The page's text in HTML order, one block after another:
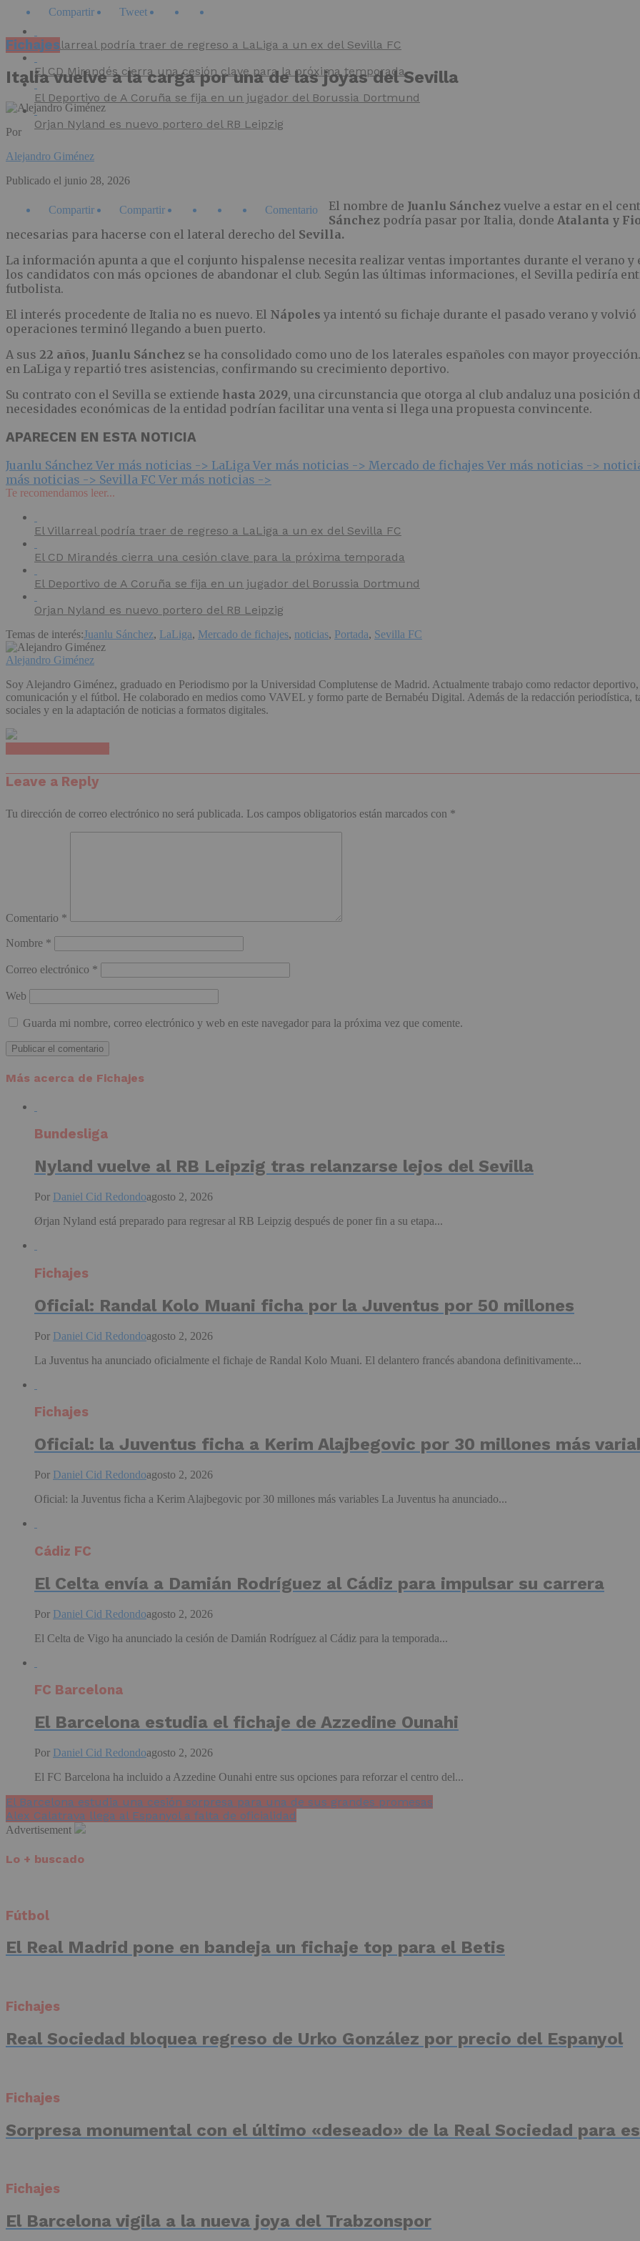
Compartir Tweet
El Villarreal podría traer de regreso a LaLiga a un ex del Sevilla FC
El CD Mirandés cierra una cesión clave para la próxima temporada
El Deportivo de A Coruña se fija en un jugador del Borussia Dortmund
Orjan Nyland es nuevo portero del RB Leipzig
Fichajes
Italia vuelve a la carga por una de las joyas del Sevilla
Por
Alejandro Giménez
Publicado el junio 28, 2026
Compartir Compartir Comentario El nombre de Juanlu Sánchez vuelve a estar en el
Sánchez podría pasar por Italia, donde Atalanta y
necesarias para hacerse con el lateral derecho del Sevilla.
La información apunta a que el conjunto hispalense necesita realizar ventas importantes durante el verano y
los candidatos con más opciones de abandonar el club. Según las últimas informaciones, el Sevilla pediría
futbolista.
El interés procedente de Italia no es nuevo. El Nápoles ya intentó su fichaje durante el pasado verano y
operaciones terminó llegando a buen puerto.
A sus 22 años, Juanlu Sánchez se ha consolidado como uno de los laterales españoles con mayor
en LaLiga y repartió tres asistencias, confirmando su crecimiento deportivo.
Su contrato con el Sevilla se extiende hasta 2029, una circunstancia que otorga al club andaluz una posición
necesidades económicas de la entidad podrían facilitar una venta si llega una propuesta convincente.
APARECEN EN ESTA NOTICIA
Juanlu Sánchez Ver más noticias -> LaLiga Ver más noticias -> Mercado de fichajes Ver más noticias ->
más noticias -> Sevilla FC Ver más noticias ->
Te recomendamos leer...
El Villarreal podría traer de regreso a LaLiga a un ex del Sevilla FC
El CD Mirandés cierra una cesión clave para la próxima temporada
El Deportivo de A Coruña se fija en un jugador del Borussia Dortmund
Orjan Nyland es nuevo portero del RB Leipzig
Temas de interés:Juanlu Sánchez, LaLiga, Mercado de fichajes, noticias, Portada, Sevilla FC
Alejandro Giménez
Soy Alejandro Giménez, graduado en Periodismo por la Universidad Complutense de Madrid. Actualmente trabajo como redactor
comunicación y el fútbol. He colaborado en medios como VAVEL y formo parte de Bernabéu Digital. Además de la redacción periodística,
sociales y en la adaptación de noticias a formatos digitales.
Leave a Reply
Tu dirección de correo electrónico no será publicada. Los campos obligatorios están marcados con *
Comentario *
Nombre *
Correo electrónico *
Web
Guarda mi nombre, correo electrónico y web en este navegador para la próxima vez que comente.
Más acerca de Fichajes
Bundesliga
Nyland vuelve al RB Leipzig tras relanzarse lejos del Sevilla
Por Daniel Cid Redondoagosto 2, 2026
Ørjan Nyland está preparado para regresar al RB Leipzig después de poner fin a su etapa...
Fichajes
Oficial: Randal Kolo Muani ficha por la Juventus por 50 millones
Por Daniel Cid Redondoagosto 2, 2026
La Juventus ha anunciado oficialmente el fichaje de Randal Kolo Muani. El delantero francés abandona definitivamente...
Fichajes
Oficial: la Juventus ficha a Kerim Alajbegovic por 30 millones más
Por Daniel Cid Redondoagosto 2, 2026
Oficial: la Juventus ficha a Kerim Alajbegovic por 30 millones más variables La Juventus ha anunciado...
Cádiz FC
El Celta envía a Damián Rodríguez al Cádiz para impulsar su carrera
Por Daniel Cid Redondoagosto 2, 2026
El Celta de Vigo ha anunciado la cesión de Damián Rodríguez al Cádiz para la temporada...
FC Barcelona
El Barcelona estudia el fichaje de Azzedine Ounahi
Por Daniel Cid Redondoagosto 2, 2026
El FC Barcelona ha incluido a Azzedine Ounahi entre sus opciones para reforzar el centro del...
El Barcelona estudia una cesión sorpresa para una de sus grandes promesas
Alex Calatrava llega al Espanyol a falta de oficialidad
Advertisement
Lo + buscado
Fútbol
El Real Madrid pone en bandeja un fichaje top para el Betis
Fichajes
Real Sociedad bloquea regreso de Urko González por precio del Espanyol
Fichajes
Sorpresa monumental con el último «deseado» de la Real Sociedad para
Fichajes
El Barcelona vigila a la nueva joya del Trabzonspor